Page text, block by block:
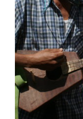
Les ponts
VOIR LE